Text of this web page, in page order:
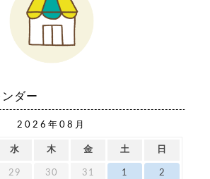
ダー
2026年08月
水 木 金 土 日
29 30 31 1 2